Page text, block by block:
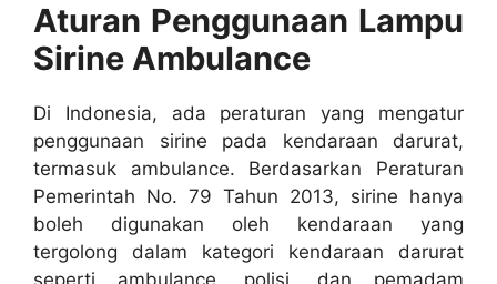
Aturan Penggunaan Lampu
Sirine Ambulance
Di Indonesia, ada peraturan yang mengatur
penggunaan sirine pada kendaraan darurat,
termasuk ambulance. Berdasarkan Peraturan
Pemerintah No. 79 Tahun 2013, sirine hanya
boleh digunakan oleh kendaraan yang
tergolong dalam kategori kendaraan darurat